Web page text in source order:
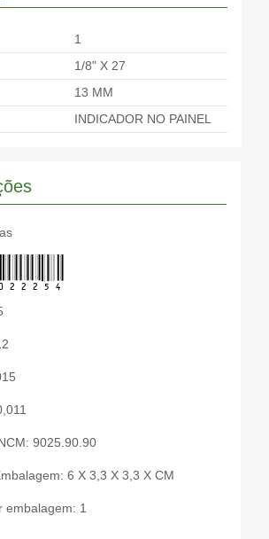
1
1/8" X 27
13 MM
INDICADOR NO PAINEL
9025.90.90
6 X 3,3 X 3,3 X CM
embalagem: 1